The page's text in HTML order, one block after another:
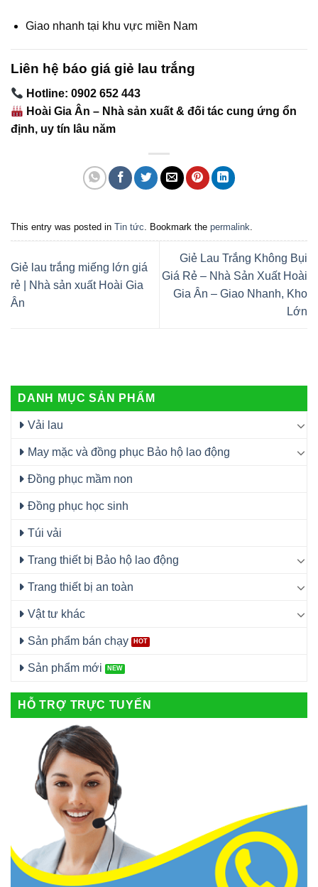
Giao nhanh tại khu vực miền Nam
Liên hệ báo giá giẻ lau trắng
Hotline: 0902 652 443
Hoài Gia Ân – Nhà sản xuất & đối tác cung ứng ổn
định, uy tín lâu năm
This entry was posted in Tin tức. Bookmark the permalink.
Giẻ lau trắng miếng lớn giá
rẻ | Nhà sản xuất Hoài Gia
Ân
Giẻ Lau Trắng Không Bụi
Giá Rẻ – Nhà Sản Xuất Hoài
Gia Ân – Giao Nhanh, Kho
Lớn
DANH MỤC SẢN PHẨM
Vải lau
May mặc và đồng phục Bảo hộ lao động
Đồng phục mầm non
Đồng phục học sinh
Túi vải
Trang thiết bị Bảo hộ lao động
Trang thiết bị an toàn
Vật tư khác
Sản phẩm bán chạy
Sản phẩm mới
HỖ TRỢ TRỰC TUYẾN